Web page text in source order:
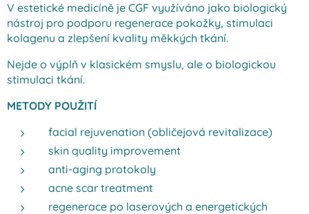
V estetické medicíně je CGF využíváno jako biologický
nástroj pro podporu regenerace pokožky, stimulaci
kolagenu a zlepšení kvality měkkých tkání.
Nejde o výplň v klasickém smyslu, ale o biologickou
stimulaci tkání.
METODY POUŽITÍ
facial rejuvenation (obličejová revitalizace)
skin quality improvement
anti-aging protokoly
acne scar treatment
regenerace po laserových a energetických